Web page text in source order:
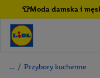
👕Moda damska i
/ Przybory kuchenne